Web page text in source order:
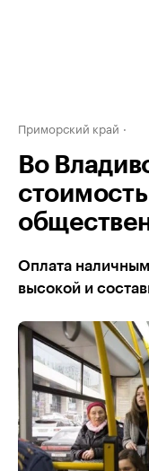
Приморский край
Во
Оплата
высокой и